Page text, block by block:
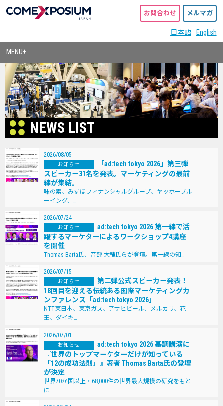
メルマガ
お問合わせ
日本語 English
MENU+
NEWS LIST
2026/08/05
お知らせ
「ad:tech tokyo 2026」第三弾
スピーカー31名を発表。マーケティングの最前
線が集結。
味の素、みずほフィナンシャルグループ、ヤッホーブル
ーイング、…
2026/07/24
お知らせ
ad:tech tokyo 2026 第一線で活
躍するマーケターによるワークショップ4講座
を開催
Thomas Barta氏、音部 大輔氏らが登壇。第一線の知…
2026/07/15
お知らせ
第二弾公式スピーカー発表！
18回目を迎える伝統ある国際マーケティングカ
ンファレンス「ad:tech tokyo 2026」
NTT東日本、東京ガス、アサヒビール、メルカリ、花
王、ダイキ…
2026/07/01
お知らせ
ad:tech tokyo 2026 基調講演に
『世界のトップマーケターだけが知っている
「12の成功法則」』著者 Thomas Barta氏の登壇
が決定
世界70か国以上・68,000件の世界最大規模の研究をもと
に…